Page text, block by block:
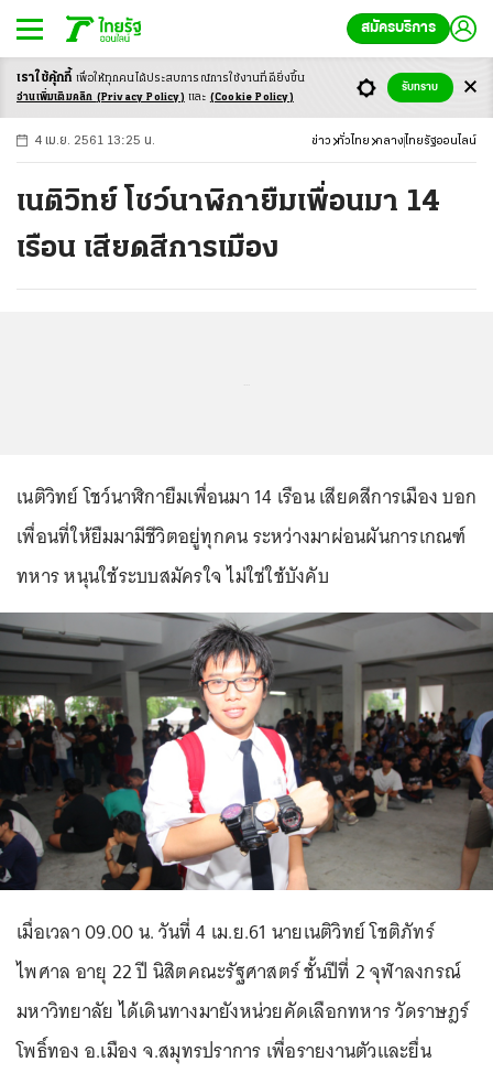
สมัครบริการ
-ก ก ก+
4 เม.ย. 2561 13:25 น. ข่าว ทั่วไทย กลาง ไทยรัฐออนไลน์
เนติวิทย์ โชว์นาฬิกายืมเพื่อนมา 14
เรือน เสียดสีการเมือง
เนติวิทย์ โชว์นาฬิกายืมเพื่อนมา 14 เรือน เสียดสีการเมือง บอก
เพื่อนที่ให้ยืมมามีชีวิตอยู่ทุกคน ระหว่างมาผ่อนผันการเกณฑ์
ทหาร หนุนใช้ระบบสมัครใจ ไม่ใช่ใช้บังคับ
เมื่อเวลา 09.00 น. วันที่ 4 เม.ย.61 นายเนติวิทย์ โชติภัทร์
ไพศาล อายุ 22 ปี นิสิตคณะรัฐศาสตร์ ชั้นปีที่ 2 จุฬาลงกรณ์
มหาวิทยาลัย ได้เดินทางมายังหน่วยคัดเลือกทหาร วัดราษฎร์
โพธิ์ทอง อ.เมือง จ.สมุทรปราการ เพื่อรายงานตัวและยื่น
เราใช้คุ้กกี้ เพื่อให้ทุกคนได้ประสบการณ์การใช้งานที่ดียิ่งขึ้น
อ่านเพิ่มเติมคลิก (Privacy Policy) และ (Cookie Policy)
รับทราบ